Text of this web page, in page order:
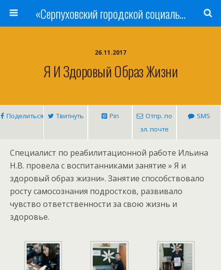
«Серпуховский городской социально-реабилитационный Центр для несовершеннолетних»
26.11.2017
Я И Здоровый Образ Жизни
Поделиться Твитнуть Pin
Отпр. по
эл. почте
SMS
Специалист по реабилитационной работе Ильина
Н.В. провела с воспитанниками занятие » Я и
здоровый образ жизни». Занятие способствовало
росту самосознания подростков, развивало
чувство ответственности за свою жизнь и
здоровье.